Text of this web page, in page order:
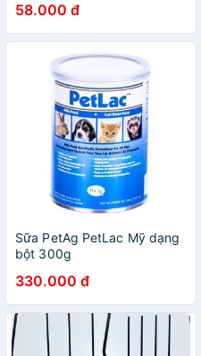
58.000 đ
Sữa PetAg PetLac Mỹ dạng
bột 300g
330.000 đ